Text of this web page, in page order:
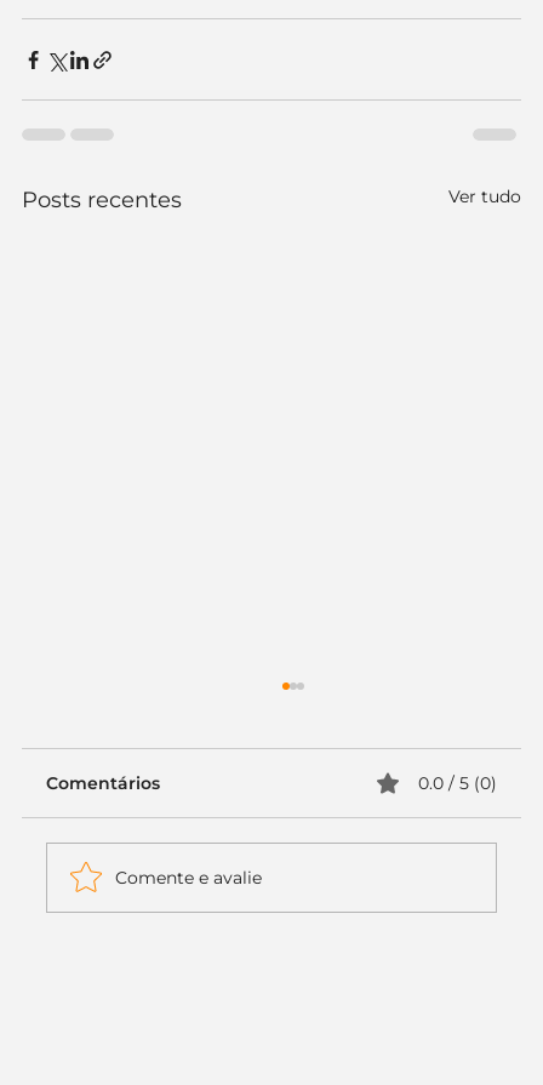
Posts recentes Ver tudo
Comentários 0.0 / 5 (0)
Comente e avalie